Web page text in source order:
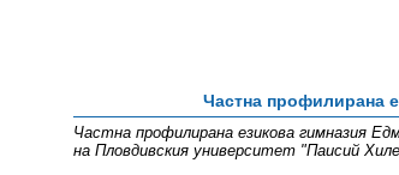
Частна профилирана
Частна профилирана езикова гимназия
на Пловдивския университет "Паисий